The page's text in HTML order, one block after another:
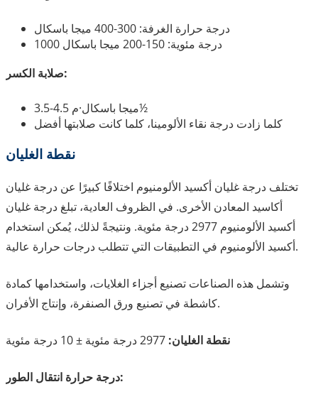
درجة حرارة الغرفة: 300-400 ميجا باسكال
1000 درجة مئوية: 150-200 ميجا باسكال
صلابة الكسر:
3.5-4.5 ميجا باسكال·م½
كلما زادت درجة نقاء الألومينا، كلما كانت صلابتها أفضل
نقطة الغليان
تختلف درجة غليان أكسيد الألومنيوم اختلافًا كبيرًا عن درجة غليان
أكاسيد المعادن الأخرى. في الظروف العادية، تبلغ درجة غليان
أكسيد الألومنيوم 2977 درجة مئوية. ونتيجةً لذلك، يُمكن استخدام
أكسيد الألومنيوم في التطبيقات التي تتطلب درجات حرارة عالية.
وتشمل هذه الصناعات تصنيع أجزاء الغلايات، واستخدامها كمادة
كاشطة في تصنيع ورق الصنفرة، وإنتاج الأفران.
نقطة الغليان:
درجة حرارة انتقال الطور: